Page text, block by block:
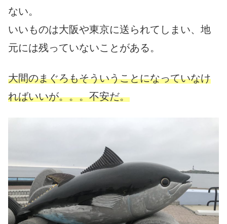
ない。
いいものは大阪や東京に送られてしまい、地
元には残っていないことがある。
大間のまぐろもそういうことになっていなけ
ればいいが。。。不安だ。